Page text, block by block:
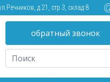
д.21, стр.3, склад 8
обратный звонок